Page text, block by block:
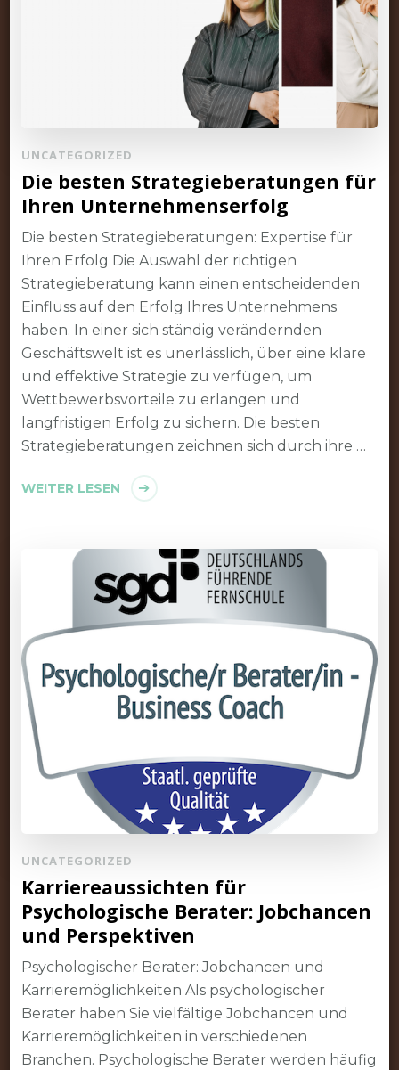
UNCATEGORIZED
Die besten Strategieberatungen für
Ihren Unternehmenserfolg
Die besten Strategieberatungen: Expertise für
Ihren Erfolg Die Auswahl der richtigen
Strategieberatung kann einen entscheidenden
Einfluss auf den Erfolg Ihres Unternehmens
haben. In einer sich ständig verändernden
Geschäftswelt ist es unerlässlich, über eine klare
und effektive Strategie zu verfügen, um
Wettbewerbsvorteile zu erlangen und
langfristigen Erfolg zu sichern. Die besten
Strategieberatungen zeichnen sich durch ihre …
WEITER LESEN
UNCATEGORIZED
Karriereaussichten für
Psychologische Berater: Jobchancen
und Perspektiven
Psychologischer Berater: Jobchancen und
Karrieremöglichkeiten Als psychologischer
Berater haben Sie vielfältige Jobchancen und
Karrieremöglichkeiten in verschiedenen
Branchen. Psychologische Berater werden häufig